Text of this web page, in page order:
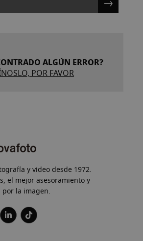
ALGÚN ERROR?
POR FAVOR
y video desde 1972.
el mejor asesoramiento y
la imagen.